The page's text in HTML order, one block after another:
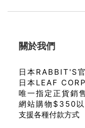
關於我們
日本RABBIT'S
日本LEAF
唯一指定正貨銷
網站購物$350
支援各種付款方式